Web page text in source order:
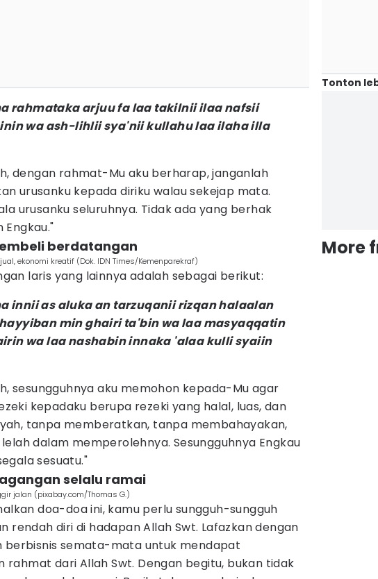
rahmataka arjuu fa laa takilnii ilaa nafsii
wa ash-lihlii sya'nii kullahu laa ilaha illa
dengan rahmat-Mu aku berharap, janganlah
urusanku kepada diriku walau sekejap mata.
urusanku seluruhnya. Tidak ada yang berhak
Engkau."
berdatangan
ekonomi kreatif (Dok. IDN Times/Kemenparekraf)
laris yang lainnya adalah sebagai berikut:
innii as aluka an tarzuqanii rizqan halaalan
min ghairi ta'bin wa laa masyaqqatin
wa laa nashabin innaka 'alaa kulli syaiin
sesungguhnya aku memohon kepada-Mu agar
kepadaku berupa rezeki yang halal, luas, dan
tanpa memberatkan, tanpa membahayakan,
dalam memperolehnya. Sesungguhnya Engkau
sesuatu."
selalu ramai
jalan (pixabay.com/Thomas G.)
doa-doa ini, kamu perlu sungguh-sungguh
rendah diri di hadapan Allah Swt. Lafazkan dengan
berbisnis semata-mata untuk mendapat
rahmat dari Allah Swt. Dengan begitu, bukan tidak
Tonton
More